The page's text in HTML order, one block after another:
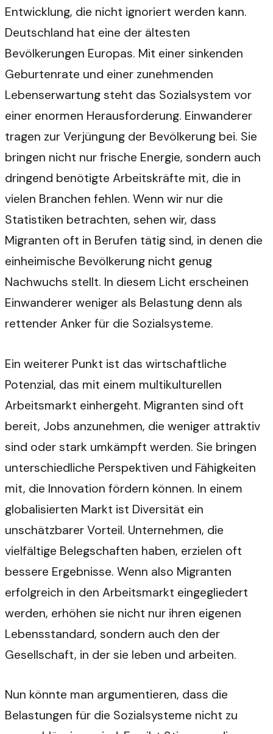
Entwicklung, die nicht ignoriert werden kann.
Deutschland hat eine der ältesten
Bevölkerungen Europas. Mit einer sinkenden
Geburtenrate und einer zunehmenden
Lebenserwartung steht das Sozialsystem vor
einer enormen Herausforderung. Einwanderer
tragen zur Verjüngung der Bevölkerung bei. Sie
bringen nicht nur frische Energie, sondern auch
dringend benötigte Arbeitskräfte mit, die in
vielen Branchen fehlen. Wenn wir nur die
Statistiken betrachten, sehen wir, dass
Migranten oft in Berufen tätig sind, in denen die
einheimische Bevölkerung nicht genug
Nachwuchs stellt. In diesem Licht erscheinen
Einwanderer weniger als Belastung denn als
rettender Anker für die Sozialsysteme.
Ein weiterer Punkt ist das wirtschaftliche
Potenzial, das mit einem multikulturellen
Arbeitsmarkt einhergeht. Migranten sind oft
bereit, Jobs anzunehmen, die weniger attraktiv
sind oder stark umkämpft werden. Sie bringen
unterschiedliche Perspektiven und Fähigkeiten
mit, die Innovation fördern können. In einem
globalisierten Markt ist Diversität ein
unschätzbarer Vorteil. Unternehmen, die
vielfältige Belegschaften haben, erzielen oft
bessere Ergebnisse. Wenn also Migranten
erfolgreich in den Arbeitsmarkt eingegliedert
werden, erhöhen sie nicht nur ihren eigenen
Lebensstandard, sondern auch den der
Gesellschaft, in der sie leben und arbeiten.
Nun könnte man argumentieren, dass die
Belastungen für die Sozialsysteme nicht zu